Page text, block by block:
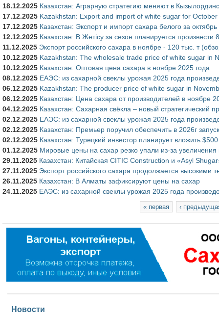
18.12.2025 Казахстан: Аграрную стратегию меняют в
17.12.2025 Kazakhstan: Export and import of white sugar for
17.12.2025 Казахстан: Экспорт и импорт сахара белого за
12.12.2025 Казахстан: В Жетісу за сезон планируется произвести
11.12.2025 Экспорт российского сахара в ноябре - 120 тыс. т
10.12.2025 Kazakhstan: The wholesale trade price of white sugar in
10.12.2025 Казахстан: Оптовая цена сахара в ноябре 2025 года
08.12.2025 ЕАЭС: из сахарной свеклы урожая 2025 года
06.12.2025 Kazakhstan: The producer price of white sugar in
06.12.2025 Казахстан: Цена сахара от производителей в ноябре
04.12.2025 Казахстан: Сахарная свёкла – новый стратегический
02.12.2025 ЕАЭС: из сахарной свеклы урожая 2025 года
02.12.2025 Казахстан: Премьер поручил обеспечить в 2026г
02.12.2025 Казахстан: Турецкий инвестор планирует вложить
01.12.2025 Мировые цены на сахар резко упали из-за увеличения
29.11.2025 Казахстан: Китайская CITIC Construction и «Asyl
27.11.2025 Экспорт российского сахара продолжается высокими
26.11.2025 Казахстан: В Алматы зафиксируют цены на сахар
24.11.2025 ЕАЭС: из сахарной свеклы урожая 2025 года
« первая ‹
Новости